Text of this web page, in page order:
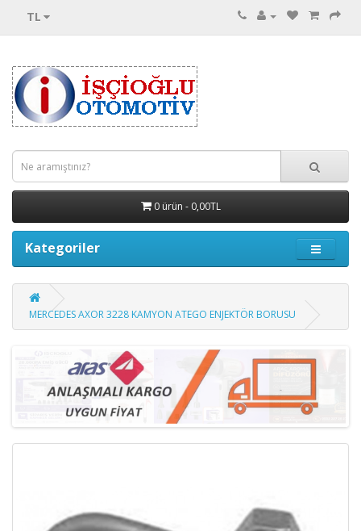
TL
0 ürün - 0,00TL
Kategoriler
MERCEDES AXOR 3228 KAMYON ATEGO ENJEKTÖR BORUSU